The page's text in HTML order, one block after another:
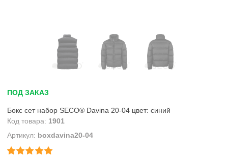
ПОД ЗАКАЗ
Бокс сет набор SECO® Davina 20-04 цвет: синий
1901
boxdavina20-04

